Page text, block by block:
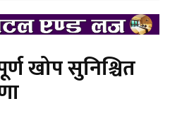
खोप सुनिश्चित